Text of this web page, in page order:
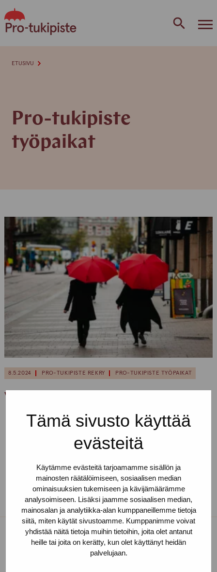
Tämä sivusto käyttää
evästeitä
Käytämme evästeitä tarjoamamme sisällön ja
mainosten räätälöimiseen, sosiaalisen median
ominaisuuksien tukemiseen ja kävijämäärämme
analysoimiseen. Lisäksi jaamme sosiaalisen median,
mainosalan ja analytiikka-alan kumppaneillemme tietoja
siitä, miten käytät sivustoamme. Kumppanimme voivat
yhdistää näitä tietoja muihin tietoihin, joita olet antanut
heille tai joita on kerätty, kun olet käyttänyt heidän
palvelujaan.
to
content
Pro-tukipiste
työpaikat
ETUSIVU
8.5.2024 PRO-TUKIPISTE REKRY PRO-TUKIPISTE TYÖPAIKAT
Vastaavan paikka auki Tampereen yksikössä!
Toimipisteet